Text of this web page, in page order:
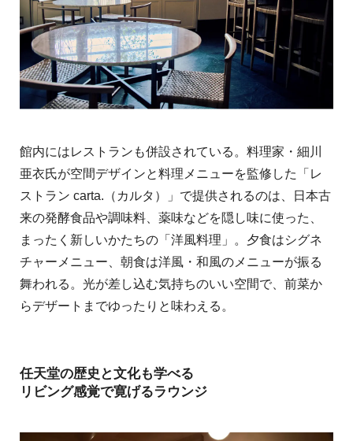
館内にはレストランも併設されている。料理家・細川
亜衣氏が空間デザインと料理メニューを監修した「レ
ストラン carta.（カルタ）」で提供されるのは、日本古
来の発酵食品や調味料、薬味などを隠し味に使った、
まったく新しいかたちの「洋風料理」。夕食はシグネ
チャーメニュー、朝食は洋風・和風のメニューが振る
舞われる。光が差し込む気持ちのいい空間で、前菜か
らデザートまでゆったりと味わえる。
任天堂の歴史と文化も学べる
リビング感覚で寛げるラウンジ